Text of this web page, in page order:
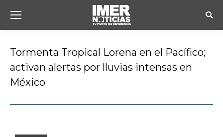
Tormenta Tropical Lorena en el Pacífico;
activan alertas por lluvias intensas en
México